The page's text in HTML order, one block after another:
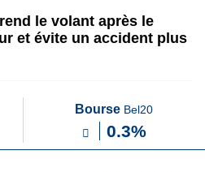
le volant après le
et évite un accident plus
Bourse Bel20
0.3%